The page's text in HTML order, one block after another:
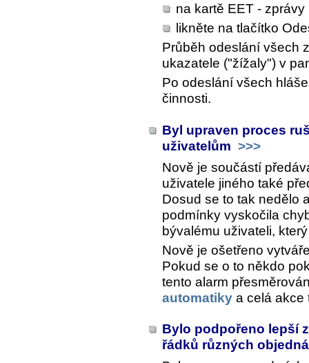
na kartě EET -
likněte na tlačítko
Průběh odeslání všech
ukazatele ("žížaly") v
Po odeslání všech
činnosti.
Byl upraven proces
uživatelům >>>
Nově je součástí
uživatele jiného také
Dosud se to tak nedělo
podmínky vyskočila
bývalému uživateli,
Nově je ošetřeno
Pokud se o to někdo
tento alarm
automatiky a celá akce
Bylo podpořeno lepší
řádků různých